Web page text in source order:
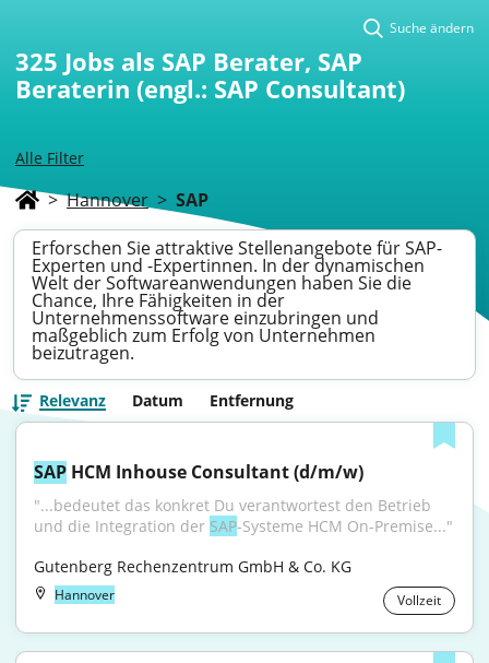
Alle Filter
Suche ändern
325 Jobs als SAP Berater, SAP
Beraterin (engl.: SAP Consultant)
> Hannover > SAP
Erforschen Sie attraktive Stellenangebote für SAP-
Experten und -Expertinnen. In der dynamischen
Welt der Softwareanwendungen haben Sie die
Chance, Ihre Fähigkeiten in der
Unternehmenssoftware einzubringen und
maßgeblich zum Erfolg von Unternehmen
beizutragen.
Relevanz Datum Entfernung
SAP HCM Inhouse Consultant (d/m/w)
"...bedeutet das konkret Du verantwortest den Betrieb
und die Integration der SAP-Systeme HCM On-Premise..."
Gutenberg Rechenzentrum GmbH & Co. KG
Hannover Vollzeit